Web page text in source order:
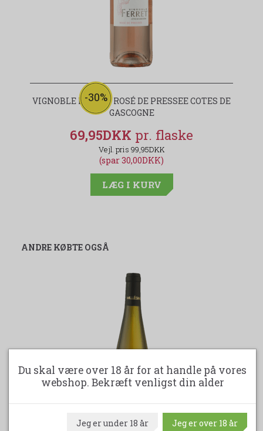
-30%
VIGNOBLE FERRET ROSÉ DE PRESSEE COTES DE
GASCOGNE
69,95DKK
99,95DKK
(spar 30,00DKK)
LÆG I KURV
ANDRE KØBTE OGSÅ
Du skal være over 18 år for at handle på vores
webshop. Bekræft venligst din alder
Jeg er under 18 år Jeg er over 18 år